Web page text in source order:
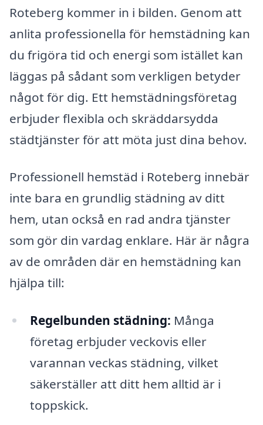
Roteberg kommer in i bilden. Genom att
anlita professionella för hemstädning kan
du frigöra tid och energi som istället kan
läggas på sådant som verkligen betyder
något för dig. Ett hemstädningsföretag
erbjuder flexibla och skräddarsydda
städtjänster för att möta just dina behov.
Professionell hemstäd i Roteberg innebär
inte bara en grundlig städning av ditt
hem, utan också en rad andra tjänster
som gör din vardag enklare. Här är några
av de områden där en hemstädning kan
hjälpa till:
Regelbunden städning: Många
företag erbjuder veckovis eller
varannan veckas städning, vilket
säkerställer att ditt hem alltid är i
toppskick.